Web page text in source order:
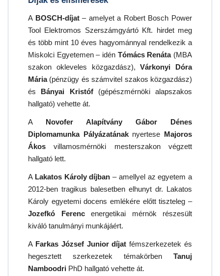
A BOSCH-díjat– amelyet a Robert Bosch Power
Tool Elektromos Szerszámgyártó Kft. hirdet meg
és több mint 10 éves hagyománnyal rendelkezik a
Miskolci Egyetemen – idén Tómács Renáta(MBA
szakon okleveles közgazdász),Várkonyi Dóra
Mária(pénzügy és számvitel szakos közgazdász)
és Bányai Kristóf(gépészmérnöki alapszakos
hallgató) vehette át.
A Novofer Alapítvány Gábor Dénes
Diplomamunka Pályázatánaknyertese Majoros
Ákos villamosmérnöki mesterszakon végzett
hallgató lett.
A Lakatos Károly díjban – amellyel az egyetem a
2012-ben tragikus balesetben elhunyt dr. Lakatos
Károly egyetemi docens emlékére előtt tiszteleg –
Jozefkó Ferencenergetikai mérnök részesült
kiváló tanulmányi munkájáért.
A Farkas József Junior díjat fémszerkezetek és
hegesztett szerkezetek témakörben Tanuj
Namboodri PhD hallgató vehette át.